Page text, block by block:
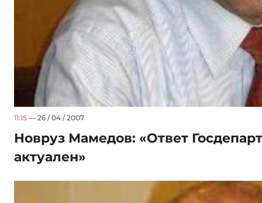
11:15 — 26 / 04 / 2007
Новруз Мамедов: «Ответ
актуален»